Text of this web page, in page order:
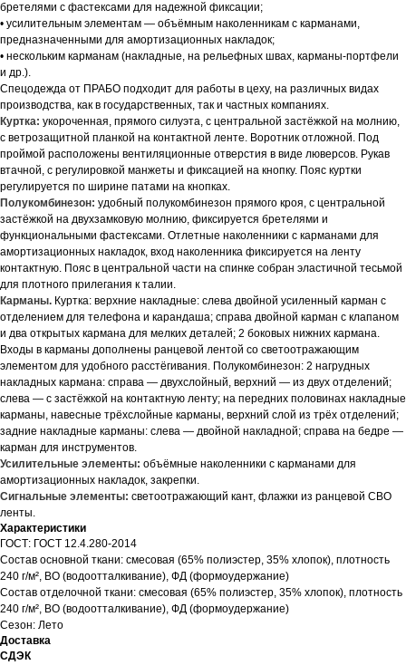
бретелями с фастексами для надежной фиксации;
• усилительным элементам — объёмным наколенникам с карманами,
предназначенными для амортизационных накладок;
• нескольким карманам (накладные, на рельефных швах, карманы-портфели
и др.).
Спецодежда от ПРАБО подходит для работы в цеху, на различных видах
производства, как в государственных, так и частных компаниях.
Куртка: укороченная, прямого силуэта, с центральной застёжкой на молнию,
с ветрозащитной планкой на контактной ленте. Воротник отложной. Под
проймой расположены вентиляционные отверстия в виде люверсов. Рукав
втачной, с регулировкой манжеты и фиксацией на кнопку. Пояс куртки
регулируется по ширине патами на кнопках.
Полукомбинезон: удобный полукомбинезон прямого кроя, с центральной
застёжкой на двухзамковую молнию, фиксируется бретелями и
функциональными фастексами. Отлетные наколенники с карманами для
амортизационных накладок, вход наколенника фиксируется на ленту
контактную. Пояс в центральной части на спинке собран эластичной тесьмой
для плотного прилегания к талии.
Карманы. Куртка: верхние накладные: слева двойной усиленный карман с
отделением для телефона и карандаша; справа двойной карман с клапаном
и два открытых кармана для мелких деталей; 2 боковых нижних кармана.
Входы в карманы дополнены ранцевой лентой со светоотражающим
элементом для удобного расстёгивания. Полукомбинезон: 2 нагрудных
накладных кармана: справа — двухслойный, верхний — из двух отделений;
слева — с застёжкой на контактную ленту; на передних половинах накладные
карманы, навесные трёхслойные карманы, верхний слой из трёх отделений;
задние накладные карманы: слева — двойной накладной; справа на бедре —
карман для инструментов.
Усилительные элементы: объёмные наколенники с карманами для
амортизационных накладок, закрепки.
Сигнальные элементы: светоотражающий кант, флажки из ранцевой СВО
ленты.
Характеристики
ГОСТ: ГОСТ 12.4.280-2014
Состав основной ткани: смесовая (65% полиэстер, 35% хлопок), плотность
240 г/м², ВО (водоотталкивание), ФД (формоудержание)
Состав отделочной ткани: смесовая (65% полиэстер, 35% хлопок), плотность
240 г/м², ВО (водоотталкивание), ФД (формоудержание)
Сезон: Лето
Доставка
СДЭК